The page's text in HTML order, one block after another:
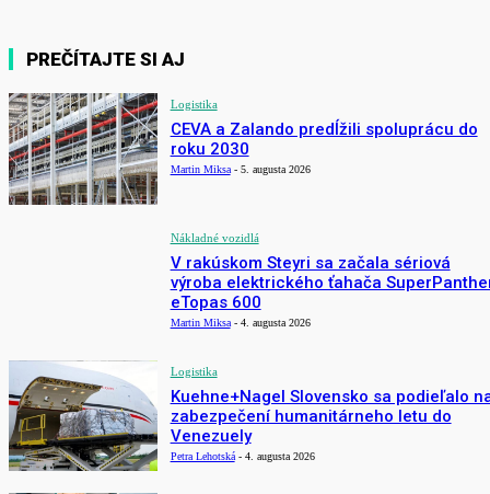
PREČÍTAJTE SI AJ
Logistika
CEVA a Zalando predĺžili spoluprácu do
roku 2030
Martin Miksa - 5. augusta 2026
Nákladné vozidlá
V rakúskom Steyri sa začala sériová
výroba elektrického ťahača
eTopas 600
Martin Miksa - 4. augusta 2026
Logistika
Kuehne+Nagel Slovensko sa podieľalo
zabezpečení humanitárneho letu do
Venezuely
Petra Lehotská - 4. augusta 2026